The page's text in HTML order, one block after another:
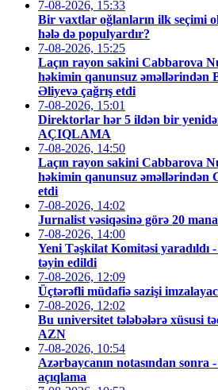
7-08-2026, 15:33
Bir vaxtlar oğlanların ilk seçimi
hələ də populyardır?
7-08-2026, 15:25
Laçın rayon sakini Cabbarova
həkimin qanunsuz əməllərindən
Əliyevə çağrış etdi
7-08-2026, 15:01
Direktorlar hər 5 ildən bir
AÇIQLAMA
7-08-2026, 14:50
Laçın rayon sakini Cabbarova
həkimin qanunsuz əməllərindən
etdi
7-08-2026, 14:02
Jurnalist vəsiqəsinə görə 20
7-08-2026, 14:00
Yeni Təşkilat Komitəsi yaradıldı
təyin edildi
7-08-2026, 12:09
Üçtərəfli müdafiə sazişi
7-08-2026, 12:02
Bu universitet tələbələrə xüsusi
AZN
7-08-2026, 10:54
Azərbaycanın notasından
açıqlama